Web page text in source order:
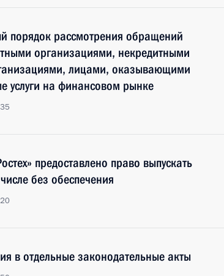
порядок рассмотрения обращений
организациями, некредитными
лицами, оказывающими
услуги на финансовом рынке
предоставлено право выпускать
без обеспечения
в отдельные законодательные акты